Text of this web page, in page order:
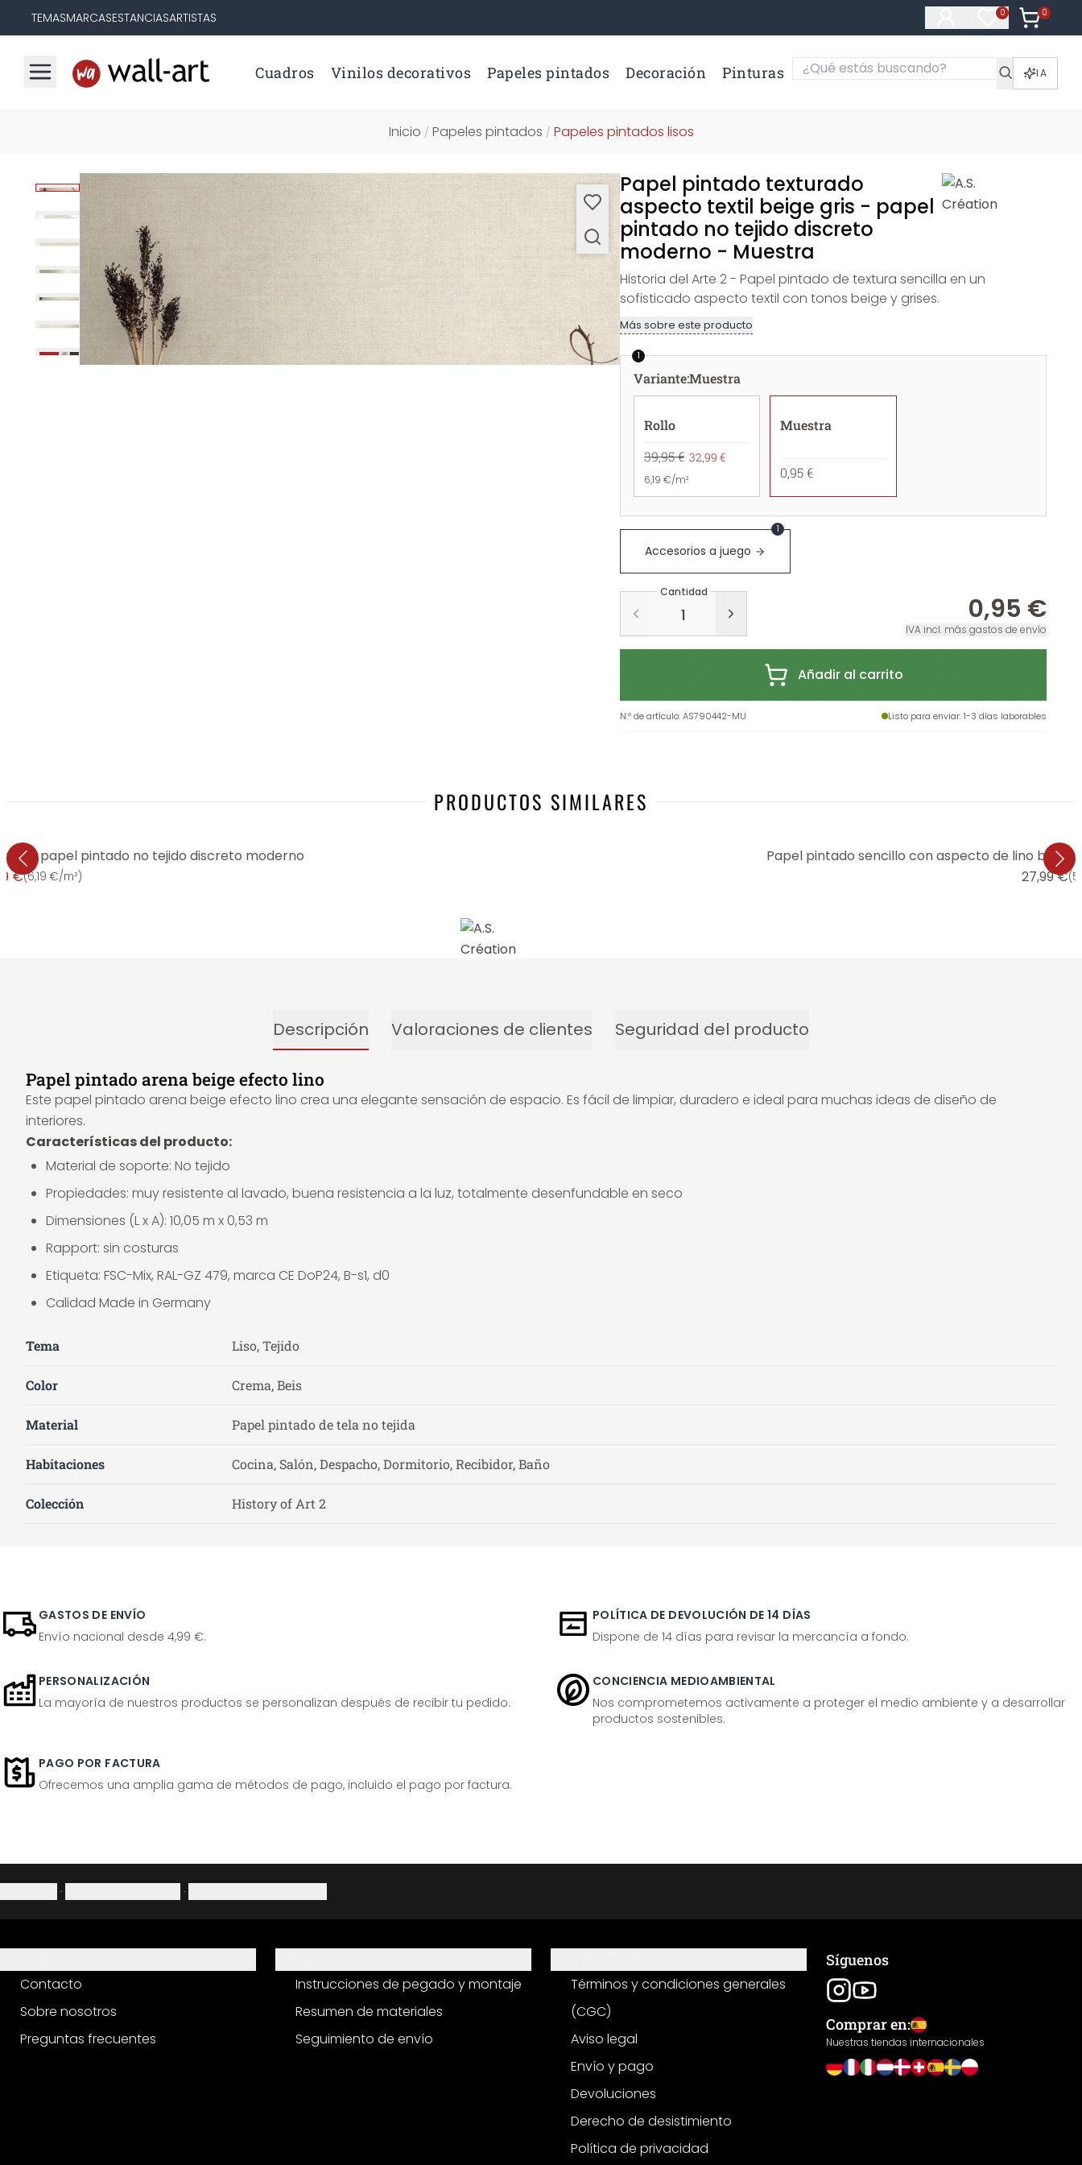
TEMASMARCASESTANCIASARTISTAS 0
Artículos en
0
Artículos
Cuadros Vinilos decorativos Papeles pintados Decoración Pinturas IA
Inicio / Papeles pintados / Papeles pintados lisos
Papel pintado texturado
aspecto textil beige gris - papel
pintado no tejido discreto
moderno - Muestra
Historia del Arte 2 - Papel pintado de textura sencilla en un
sofisticado aspecto textil con tonos beige y grises.
Más sobre este producto
1
Variante:Muestra
Rollo
39,95 € 32,99 €
6,19 €/m²
Muestra
0,95 €
Accesorios a juego
1
Cantidad
0,95 €
IVA incl. más gastos de envío
Añadir al carrito
N.º de artículo:AS790442-MU Listo para enviar: 1-3 días laborables
PRODUCTOS SIMILARES
- papel pintado no tejido discreto moderno
€(6,19 €/m²)
Papel pintado sencillo con aspecto de lino
27,99 €(
Descripción Valoraciones de clientes Seguridad del producto
Papel pintado arena beige efecto lino
Este papel pintado arena beige efecto lino crea una elegante sensación de espacio. Es fácil de limpiar, duradero e ideal para muchas ideas de diseño de
interiores.
Características del producto:
Material de soporte: No tejido
Propiedades: muy resistente al lavado, buena resistencia a la luz, totalmente desenfundable en seco
Dimensiones (L x A): 10,05 m x 0,53 m
Rapport: sin costuras
Etiqueta: FSC-Mix, RAL-GZ 479, marca CE DoP24, B-s1, d0
Calidad Made in Germany
Tema Liso, Tejido
Color Crema, Beis
Material Papel pintado de tela no tejida
Habitaciones Cocina, Salón, Despacho, Dormitorio, Recibidor, Baño
Colección History of Art 2
GASTOS DE ENVÍO
Envío nacional desde 4,99 €.
POLÍTICA DE DEVOLUCIÓN DE 14 DÍAS
Dispone de 14 días para revisar la mercancía a fondo.
PERSONALIZACIÓN
La mayoría de nuestros productos se personalizan después de recibir tu pedido.
CONCIENCIA MEDIOAMBIENTAL
Nos comprometemos activamente a proteger el medio ambiente y a desarrollar
productos sostenibles.
PAGO POR FACTURA
Ofrecemos una amplia gama de métodos de pago, incluido el pago por factura.
· ·
Contacto
Sobre nosotros
Preguntas frecuentes
Instrucciones de pegado y montaje
Resumen de materiales
Seguimiento de envío
Términos y condiciones generales
(CGC)
Aviso legal
Envío y pago
Devoluciones
Derecho de desistimiento
Política de privacidad
Síguenos
Comprar en:
Nuestras tiendas internacionales